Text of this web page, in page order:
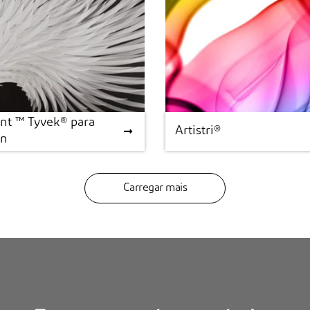
™ Tyvek® para
™ Tyvek® para
Artistri®
Artistri®
Carregar mais